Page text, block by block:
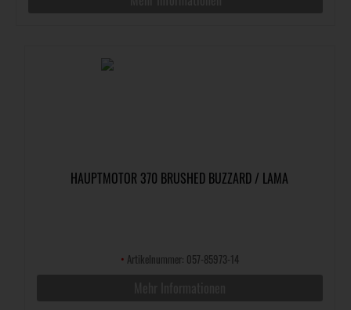
HAUPTMOTOR 370 BRUSHED BUZZARD / LAMA
• Artikelnummer: 057-85973-14